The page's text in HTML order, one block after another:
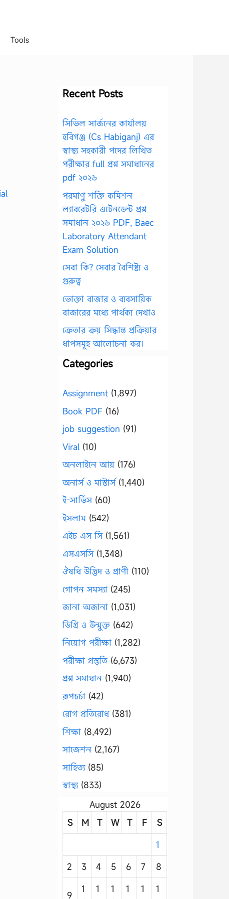
Tools
Recent Posts
সিভিল সার্জনের কার্যালয়
হবিগঞ্জ (Cs Habiganj) এর
স্বাস্থ্য সহকারী পদের লিখিত
পরীক্ষার full প্রশ্ন সমাধানের
pdf ২০২৬
পরমাণু শক্তি কমিশন
ল্যাবরেটরি এটেনডেন্ট প্রশ্ন
সমাধান ২০২৬ PDF, Baec
Laboratory Attendant
Exam Solution
সেবা কি? সেবার বৈশিষ্ট্য ও
গুরুত্ব
ভোক্তা বাজার ও ব্যবসায়িক
বাজারের মধ্যে পার্থক্য দেখাও
ক্রেতার ক্রয় সিদ্ধান্ত প্রক্রিয়ার
ধাপসমূহ আলোচনা কর।
Categories
Assignment (1,897)
Book PDF (16)
job suggestion (91)
Viral (10)
অনলাইনে আয় (176)
অনার্স ও মাস্টার্স(1,440)
ই-সার্ভিস(60)
ইসলাম(542)
এইচ এস সি(1,561)
এসএসসি(1,348)
ঔষধি উদ্ভিদ ও প্রাণী (110)
গোপন সমস্যা (245)
জানা অজানা (1,031)
ডিগ্রি ও উন্মুক্ত (642)
নিয়োগ পরীক্ষা (1,282)
পরীক্ষা প্রস্তুতি (6,673)
প্রশ্ন সমাধান (1,940)
রূপচর্চা (42)
রোগ প্রতিরোধ(381)
শিক্ষা (8,492)
সাজেশন (2,167)
সাহিত্য(85)
স্বাস্থ্য(833)
August 2026
S
M T W T F
S
1
2
3 4 5 6 7 8
9
1
1
1
1
1
1